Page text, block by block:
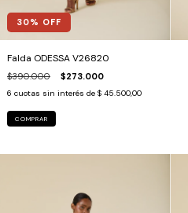
30% OFF
Falda ODESSA V26820
$390.000 $273.000
6 cuotas sin interés de $ 45.500,00
COMPRAR